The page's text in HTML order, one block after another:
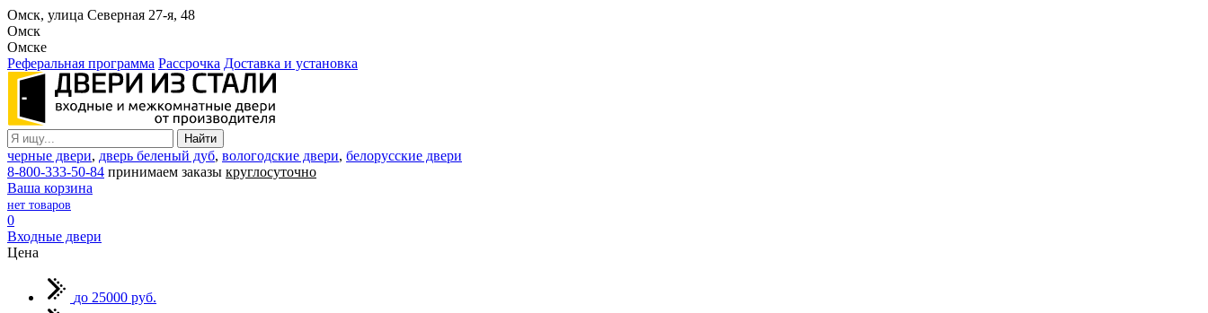
Омск, улица Северная 27-я, 48
Омск
Омске
Реферальная программа Рассрочка Доставка и установка
черные двери, дверь беленый дуб, вологодские двери, белорусские двери
8-800-333-50-84 принимаем заказы круглосуточно
Ваша корзина
нет товаров
0
Входные двери
Цена
до 25000 руб.